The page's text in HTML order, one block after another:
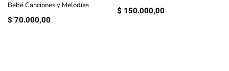
Bebé Canciones y Melodías
$ 70.000,00
$ 150.000,00